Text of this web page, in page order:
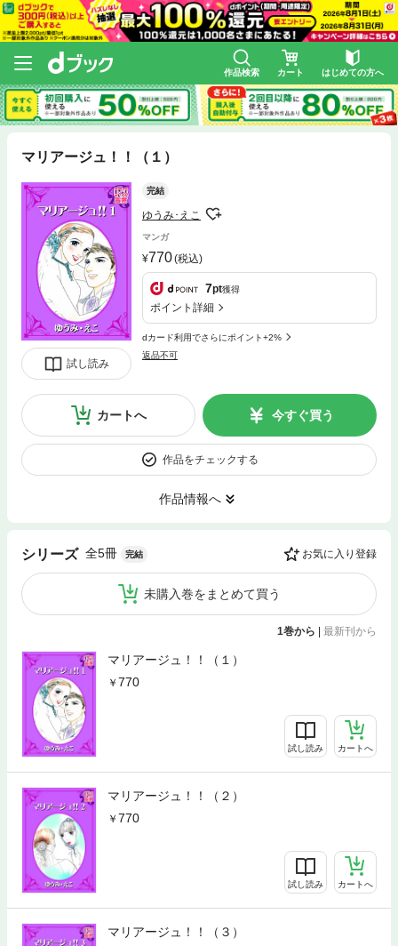
作品検索 カート はじめての方へ
マリアージュ！！（１）
試し読み
完結
ゆうみ･えこ
マンガ
770(税込)
7pt獲得
ポイント詳細
dカード利用でさらにポイント+2%
返品不可
カートへ 今すぐ買う
作品をチェックする
作品情報へ
シリーズ 全5冊 完結 お気に入り登録
未購入巻をまとめて買う
1巻から | 最新刊から
マリアージュ！！（１）
770
試し読み カートへ
マリアージュ！！（２）
770
試し読み カートへ
マリアージュ！！（３）